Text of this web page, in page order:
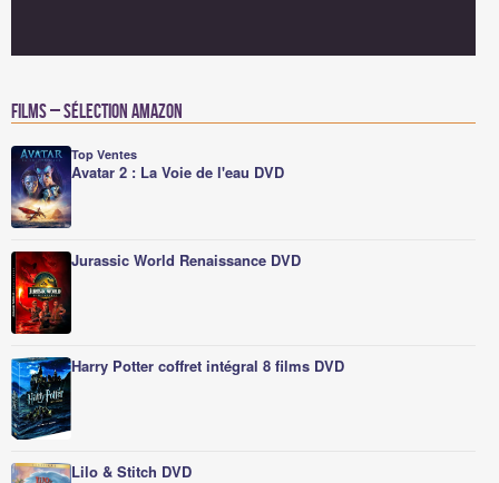
Films – Sélection Amazon
Top Ventes
Avatar 2 : La Voie de l'eau DVD
Jurassic World Renaissance DVD
Harry Potter coffret intégral 8 films DVD
Lilo & Stitch DVD